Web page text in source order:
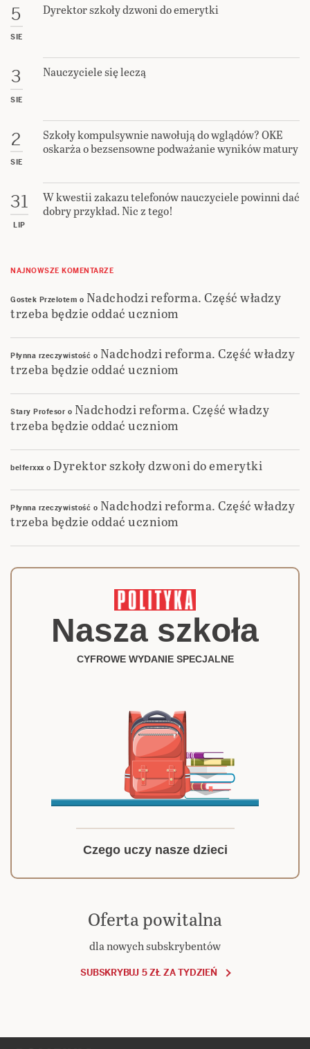
5
SIE
Dyrektor szkoły dzwoni do emerytki
3
SIE
Nauczyciele się leczą
2
SIE
Szkoły kompulsywnie nawołują do wglądów? OKE
oskarża o bezsensowne podważanie wyników matury
31
LIP
W kwestii zakazu telefonów nauczyciele powinni dać
dobry przykład. Nic z tego!
NAJNOWSZE KOMENTARZE
Gostek Przelotem o Nadchodzi reforma. Część władzy
trzeba będzie oddać uczniom
Płynna rzeczywistość o Nadchodzi reforma. Część władzy
trzeba będzie oddać uczniom
Stary Profesor o Nadchodzi reforma. Część władzy
trzeba będzie oddać uczniom
belferxxxo Dyrektor szkoły dzwoni do emerytki
Płynna rzeczywistość o Nadchodzi reforma. Część władzy
trzeba będzie oddać uczniom
Nasza szkoła
CYFROWE WYDANIE SPECJALNE
Czego uczy nasze dzieci
Oferta powitalna
dla nowych subskrybentów
SUBSKRYBUJ 5 ZŁ ZA TYDZIEŃ